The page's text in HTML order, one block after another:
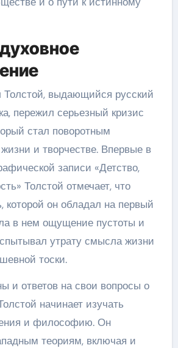
Толстой, выдающийся русский
пережил серьезный кризис
стал поворотным
и творчестве. Впервые в
записи «Детство,
Толстой отмечает, что
которой он обладал на первый
в нем ощущение пустоты и
утрату смысла жизни
тоски.
и ответов на свои вопросы о
начинает изучать
и философию. Он
теориям, включая и